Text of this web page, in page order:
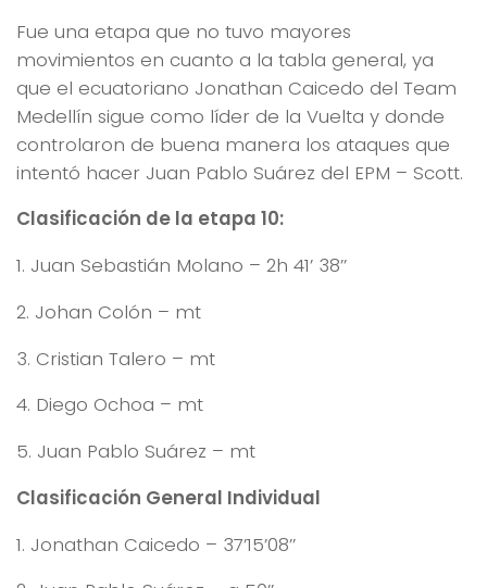
Fue una etapa que no tuvo mayores
movimientos en cuanto a la tabla general, ya
que el ecuatoriano Jonathan Caicedo del Team
Medellín sigue como líder de la Vuelta y donde
controlaron de buena manera los ataques que
intentó hacer Juan Pablo Suárez del EPM – Scott.
Clasificación de la etapa 10:
1. Juan Sebastián Molano – 2h 41’ 38’’
2. Johan Colón – mt
3. Cristian Talero – mt
4. Diego Ochoa – mt
5. Juan Pablo Suárez – mt
Clasificación General Individual
1. Jonathan Caicedo – 37’15’08’’